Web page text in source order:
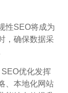
性SEO将成为
，确保数据采
优化发挥
、本地化网站